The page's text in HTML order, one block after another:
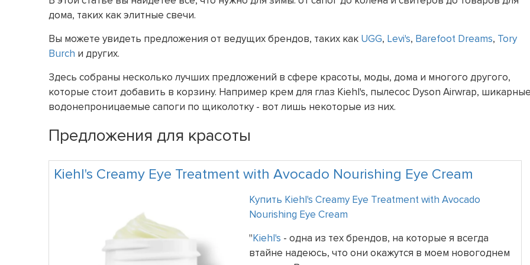
дома, таких как элитные свечи.
Вы можете увидеть предложения от ведущих брендов, таких как UGG, Levi's, Barefoot Dreams, Tory
Burch и других.
Здесь собраны несколько лучших предложений в сфере красоты, моды, дома и многого другого,
которые стоит добавить в корзину. Например крем для глаз Kiehl's, пылесос Dyson Airwrap,
водонепроницаемые сапоги по щиколотку - вот лишь некоторые из них.
Предложения для красоты
Kiehl's Creamy Eye Treatment with Avocado Nourishing Eye Cream
Купить Kiehl's Creamy Eye Treatment with Avocado
Nourishing Eye Cream
"Kiehl's - одна из тех брендов, на которые я всегда
втайне надеюсь, что они окажутся в моем новогоднем